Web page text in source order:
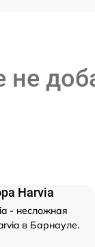
Harvia
- несложная
в Барнауле.